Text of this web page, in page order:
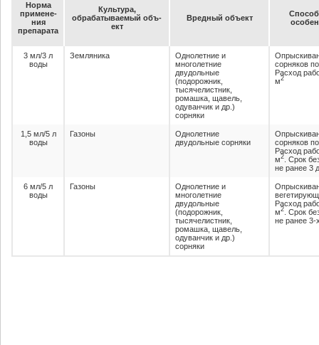
Нор­ма
при­ме­не­
ния
пре­па­ра­та
Куль­ту­ра,
об­ра­ба­ты­ва­емый объ­
ект
Вред­ный объ­ект
3 мл/3 л
воды
Земляника
Однолетние и
многолетние
двудольные
(подорожник,
тысячелистник,
ромашка, щавель,
одуванчик и др.)
сорняки
сорняков
Расход
м2
1,5 мл/5 л
воды
Газоны
Однолетние
двудольные сорняки
сорняков
Расход
м2 . Срок
не ранее 3
6 мл/5 л
воды
Газоны
Однолетние и
многолетние
двудольные
(подорожник,
тысячелистник,
ромашка, щавель,
одуванчик и др.)
сорняки
Расход
м2 . Срок
не ранее 3-